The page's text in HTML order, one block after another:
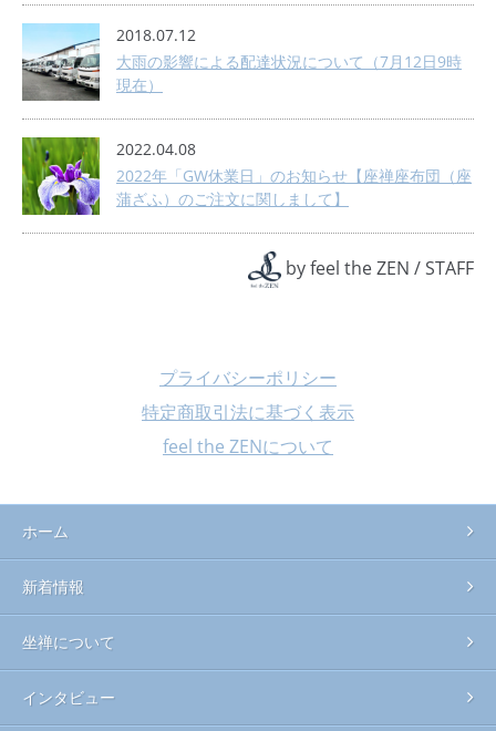
2018.07.12
大雨の影響による配達状況について（7月12日9時
現在）
2022.04.08
2022年「GW休業日」のお知らせ【座禅座布団（座
蒲ざふ）のご注文に関しまして】
byfeel the ZEN /STAFF
プライバシーポリシー
特定商取引法に基づく表示
feel the ZENについて
ホーム
新着情報
坐禅について
インタビュー